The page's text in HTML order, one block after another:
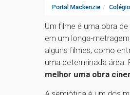
Portal Mackenzie
Um filme é uma obra
em um longa-
alguns filmes, como
uma determinada
melhor uma obra